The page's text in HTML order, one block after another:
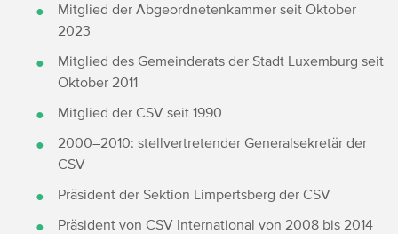
Mitglied der Abgeordnetenkammer seit Oktober
2023
Mitglied des Gemeinderats der Stadt Luxemburg seit
Oktober 2011
Mitglied der CSV seit 1990
2000–2010: stellvertretender Generalsekretär der
CSV
Präsident der Sektion Limpertsberg der CSV
Präsident von CSV International von 2008 bis 2014